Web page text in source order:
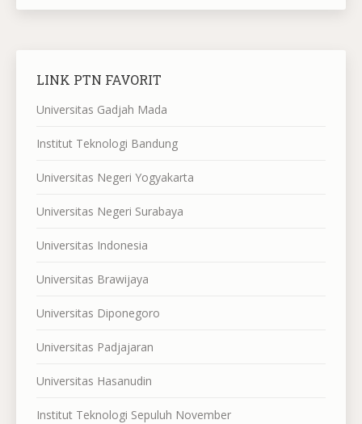
LINK PTN FAVORIT
Universitas Gadjah Mada
Institut Teknologi Bandung
Universitas Negeri Yogyakarta
Universitas Negeri Surabaya
Universitas Indonesia
Universitas Brawijaya
Universitas Diponegoro
Universitas Padjajaran
Universitas Hasanudin
Institut Teknologi Sepuluh November